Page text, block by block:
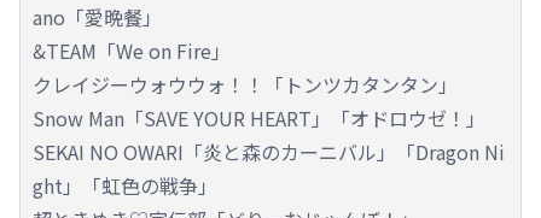
ano「愛晩餐」
&TEAM「We on Fire」
クレイジーウォウウォ！！「トンツカタンタン」
Snow Man「SAVE YOUR HEART」「オドロウゼ！」
SEKAI NO OWARI「炎と森のカーニバル」「Dragon Ni
ght」「虹色の戦争」